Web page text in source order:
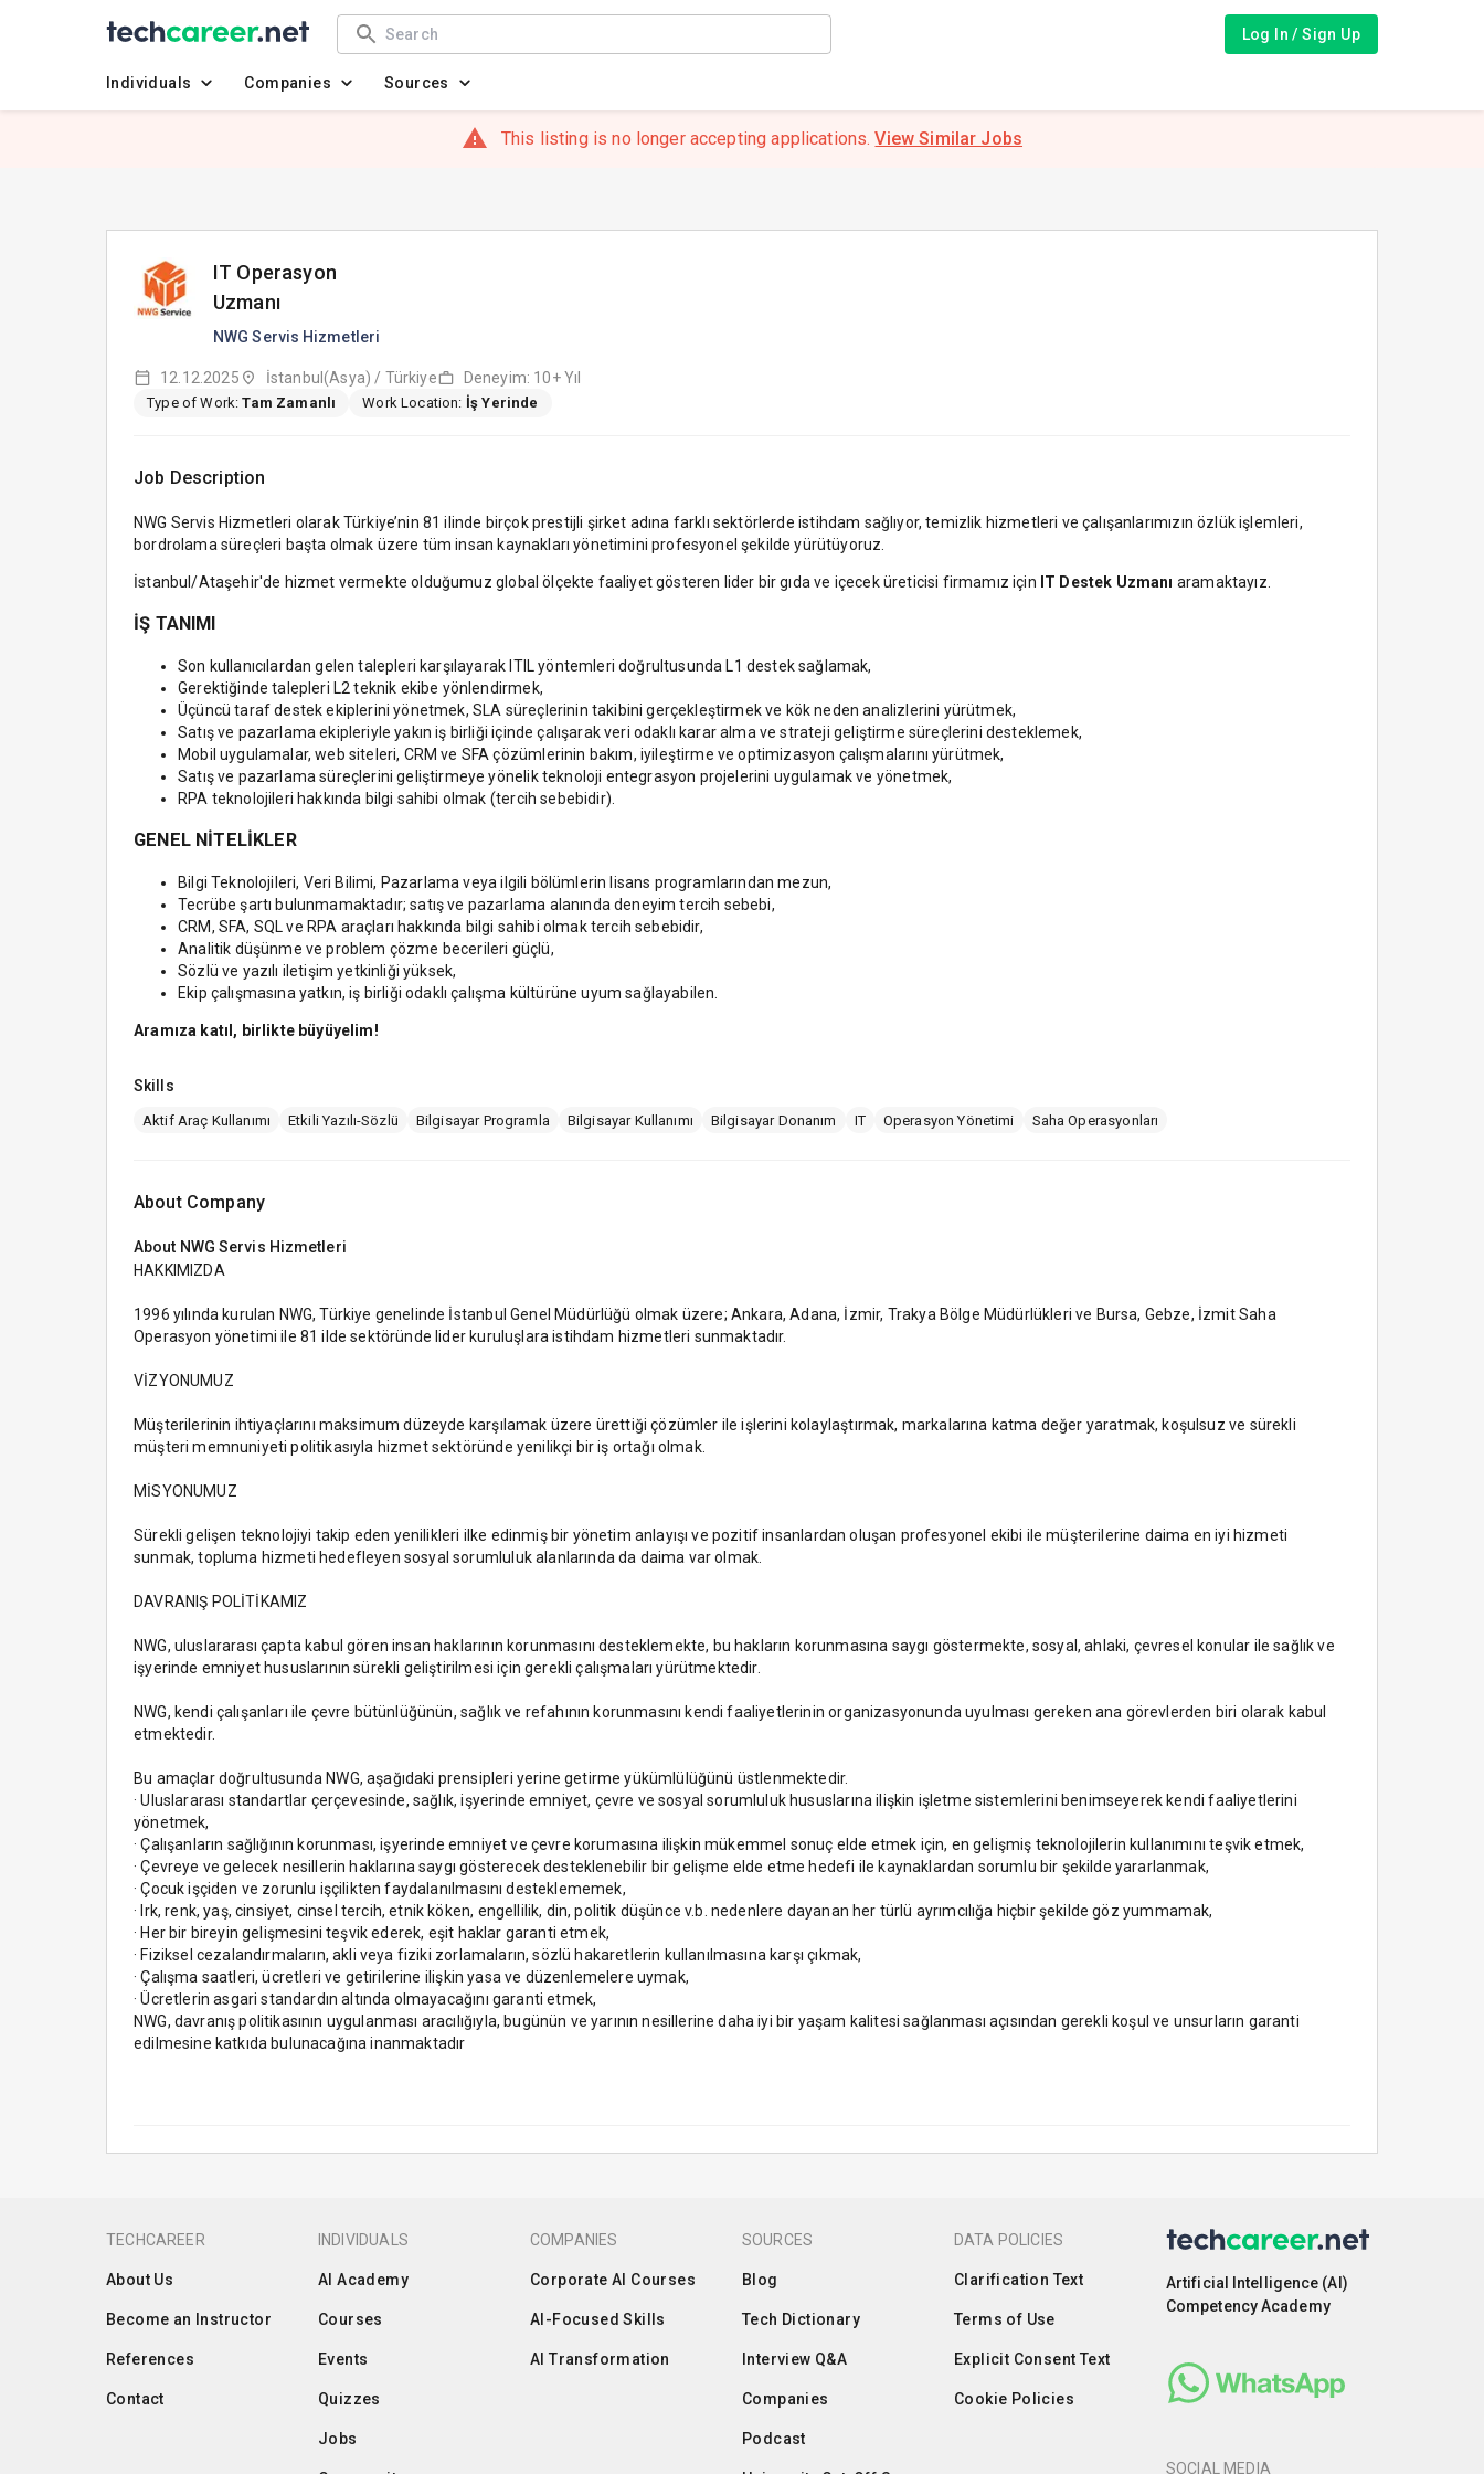
Log In / Sign Up
Individuals Companies Sources
This listing is no longer accepting applications.View Similar Jobs
IT Operasyon
Uzmanı
NWG Servis Hizmetleri
12.12.2025 İstanbul(Asya) / Türkiye Deneyim: 10+ Yıl
Type of Work:Tam Zamanlı Work Location: İş Yerinde
Job Description
NWG Servis Hizmetleri olarak Türkiye’nin 81 ilinde birçok prestijli şirket adına farklı sektörlerde istihdam sağlıyor, temizlik hizmetleri ve çalışanlarımızın özlük işlemleri,
bordrolama süreçleri başta olmak üzere tüm insan kaynakları yönetimini profesyonel şekilde yürütüyoruz.
İstanbul/Ataşehir'de hizmet vermekte olduğumuz global ölçekte faaliyet gösteren lider bir gıda ve içecek üreticisi firmamız için IT Destek Uzmanı aramaktayız.
İŞ TANIMI
Son kullanıcılardan gelen talepleri karşılayarak ITIL yöntemleri doğrultusunda L1 destek sağlamak,
Gerektiğinde talepleri L2 teknik ekibe yönlendirmek,
Üçüncü taraf destek ekiplerini yönetmek, SLA süreçlerinin takibini gerçekleştirmek ve kök neden analizlerini yürütmek,
Satış ve pazarlama ekipleriyle yakın iş birliği içinde çalışarak veri odaklı karar alma ve strateji geliştirme süreçlerini desteklemek,
Mobil uygulamalar, web siteleri, CRM ve SFA çözümlerinin bakım, iyileştirme ve optimizasyon çalışmalarını yürütmek,
Satış ve pazarlama süreçlerini geliştirmeye yönelik teknoloji entegrasyon projelerini uygulamak ve yönetmek,
RPA teknolojileri hakkında bilgi sahibi olmak (tercih sebebidir).
GENEL NİTELİKLER
Bilgi Teknolojileri, Veri Bilimi, Pazarlama veya ilgili bölümlerin lisans programlarından mezun,
Tecrübe şartı bulunmamaktadır; satış ve pazarlama alanında deneyim tercih sebebi,
CRM, SFA, SQL ve RPA araçları hakkında bilgi sahibi olmak tercih sebebidir,
Analitik düşünme ve problem çözme becerileri güçlü,
Sözlü ve yazılı iletişim yetkinliği yüksek,
Ekip çalışmasına yatkın, iş birliği odaklı çalışma kültürüne uyum sağlayabilen.
Aramıza katıl, birlikte büyüyelim!
Skills
Aktif Araç Kullanımı Etkili Yazılı-Sözlü Bilgisayar Programla Bilgisayar Kullanımı Bilgisayar Donanım IT Operasyon Yönetimi Saha Operasyonları
About Company
About NWG Servis Hizmetleri
HAKKIMIZDA
1996 yılında kurulan NWG, Türkiye genelinde İstanbul Genel Müdürlüğü olmak üzere; Ankara, Adana, İzmir, Trakya Bölge Müdürlükleri ve Bursa, Gebze, İzmit Saha
Operasyon yönetimi ile 81 ilde sektöründe lider kuruluşlara istihdam hizmetleri sunmaktadır.
VİZYONUMUZ
Müşterilerinin ihtiyaçlarını maksimum düzeyde karşılamak üzere ürettiği çözümler ile işlerini kolaylaştırmak, markalarına katma değer yaratmak, koşulsuz ve sürekli
müşteri memnuniyeti politikasıyla hizmet sektöründe yenilikçi bir iş ortağı olmak.
MİSYONUMUZ
Sürekli gelişen teknolojiyi takip eden yenilikleri ilke edinmiş bir yönetim anlayışı ve pozitif insanlardan oluşan profesyonel ekibi ile müşterilerine daima en iyi hizmeti
sunmak, topluma hizmeti hedefleyen sosyal sorumluluk alanlarında da daima var olmak.
DAVRANIŞ POLİTİKAMIZ
NWG, uluslararası çapta kabul gören insan haklarının korunmasını desteklemekte, bu hakların korunmasına saygı göstermekte, sosyal, ahlaki, çevresel konular ile sağlık ve
işyerinde emniyet hususlarının sürekli geliştirilmesi için gerekli çalışmaları yürütmektedir.
NWG, kendi çalışanları ile çevre bütünlüğünün, sağlık ve refahının korunmasını kendi faaliyetlerinin organizasyonunda uyulması gereken ana görevlerden biri olarak kabul
etmektedir.
Bu amaçlar doğrultusunda NWG, aşağıdaki prensipleri yerine getirme yükümlülüğünü üstlenmektedir.
· Uluslararası standartlar çerçevesinde, sağlık, işyerinde emniyet, çevre ve sosyal sorumluluk hususlarına ilişkin işletme sistemlerini benimseyerek kendi faaliyetlerini
yönetmek,
· Çalışanların sağlığının korunması, işyerinde emniyet ve çevre korumasına ilişkin mükemmel sonuç elde etmek için, en gelişmiş teknolojilerin kullanımını teşvik etmek,
· Çevreye ve gelecek nesillerin haklarına saygı gösterecek desteklenebilir bir gelişme elde etme hedefi ile kaynaklardan sorumlu bir şekilde yararlanmak,
· Çocuk işçiden ve zorunlu işçilikten faydalanılmasını desteklememek,
· Irk, renk, yaş, cinsiyet, cinsel tercih, etnik köken, engellilik, din, politik düşünce v.b. nedenlere dayanan her türlü ayrımcılığa hiçbir şekilde göz yummamak,
· Her bir bireyin gelişmesini teşvik ederek, eşit haklar garanti etmek,
· Fiziksel cezalandırmaların, akli veya fiziki zorlamaların, sözlü hakaretlerin kullanılmasına karşı çıkmak,
· Çalışma saatleri, ücretleri ve getirilerine ilişkin yasa ve düzenlemelere uymak,
· Ücretlerin asgari standardın altında olmayacağını garanti etmek,
NWG, davranış politikasının uygulanması aracılığıyla, bugünün ve yarının nesillerine daha iyi bir yaşam kalitesi sağlanması açısından gerekli koşul ve unsurların garanti
edilmesine katkıda bulunacağına inanmaktadır
TECHCAREER
About Us
Become an Instructor
References
Contact
INDIVIDUALS
AI Academy
Courses
Events
Quizzes
Jobs
COMPANIES
Corporate AI Courses
AI-Focused Skills
AI Transformation
SOURCES
Blog
Tech Dictionary
Interview Q&A
Companies
Podcast
DATA POLICIES
Clarification Text
Terms of Use
Explicit Consent Text
Cookie Policies
Artificial Intelligence (AI)
Competency Academy
SOCIAL MEDIA